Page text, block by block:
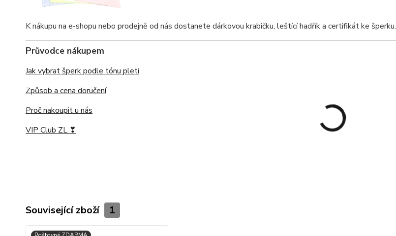
K nákupu na e-shopu nebo prodejně od nás dostanete dárkovou krabičku, leštící hadřík a certifikát ke šperku.
Průvodce nákupem
Jak vybrat šperk podle tónu pleti
Způsob a cena doručení
Proč nakoupit u nás
VIP Club ZL ❣
Související zboží 1